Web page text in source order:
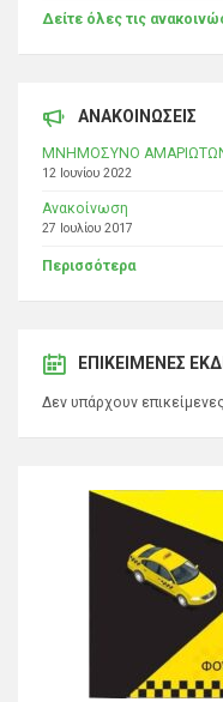
Δείτε όλες τις
ΑΝΑΚΟΙΝΩΣΕΙΣ
ΜΝΗΜΟΣΥΝΟ
12 Ιουνίου 2022
Ανακοίνωση
27 Ιουλίου 2017
Περισσότερα
ΕΠΙΚΕΊΜΕΝΕΣ
Δεν υπάρχουν